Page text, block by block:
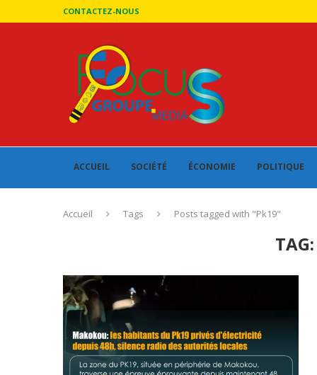
CONTACTEZ-NOUS
ACCUEIL SOCIÉTÉ ÉCONOMIE POLITIQUE
Accueil Tags Posts tagged with "Pk19"